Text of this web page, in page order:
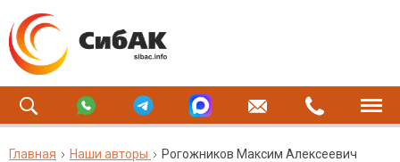
Главная Наши авторы Рогожников Максим Алексеевич